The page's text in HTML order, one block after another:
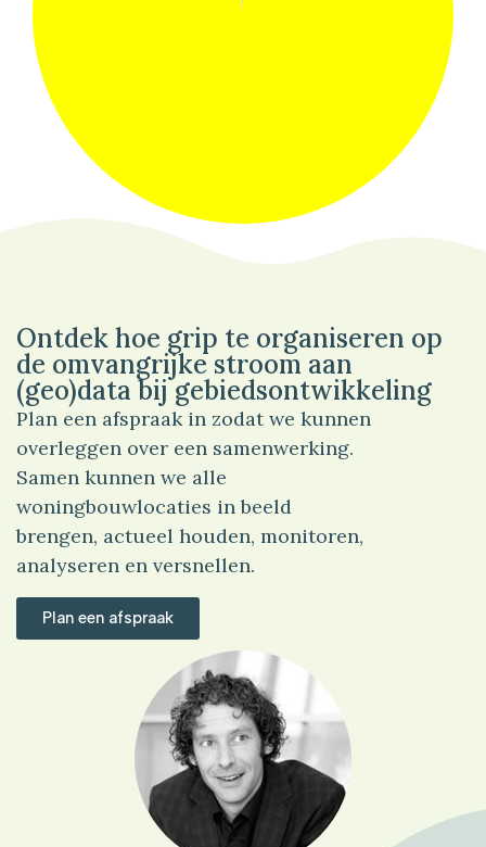
Ontdek hoe grip te organiseren op
de omvangrijke stroom aan
(geo)data bij gebiedsontwikkeling
Plan een afspraak in zodat we kunnen
overleggen over een samenwerking.
Samen kunnen we alle
woningbouwlocaties in beeld
brengen, actueel houden, monitoren,
analyseren en versnellen.
Plan een afspraak